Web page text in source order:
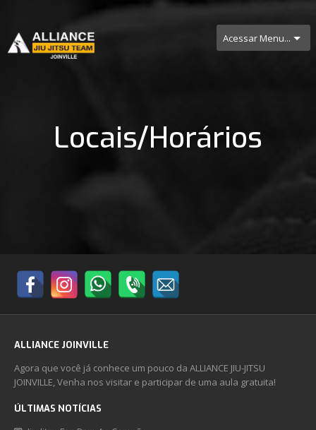
Acessar Menu...
Locais/Horários
ALLIANCE JOINVILLE
Agora que você já conhece um pouco da ALLIANCE JIU-JITSU
JOINVILLE, Venha nos visitar e participar de uma aula gratuita!
ÚLTIMAS NOTÍCIAS